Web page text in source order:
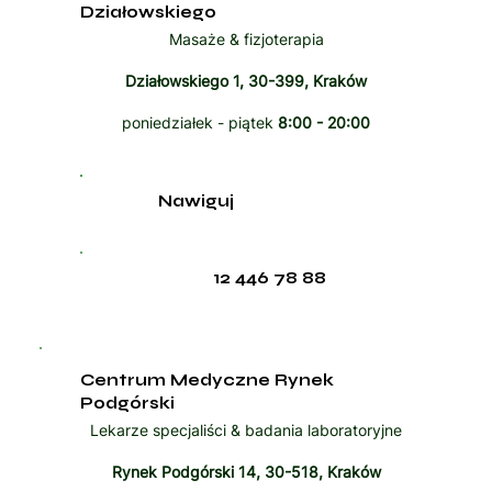
Działowskiego
Masaże & fizjoterapia
Działowskiego 1, 30-399, Kraków
poniedziałek - piątek 8:00 - 20:00
12 446 78 88
Nawiguj
Centrum Medyczne Rynek
Podgórski
Lekarze specjaliści & badania laboratoryjne
Rynek Podgórski 14, 30-518, Kraków